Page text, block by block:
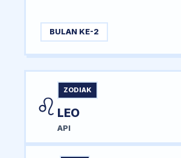
BULAN KE-2
♌
ZODIAK
LEO
API